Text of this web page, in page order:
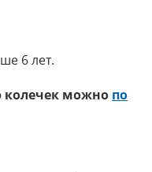
6 лет.
колечек можно по